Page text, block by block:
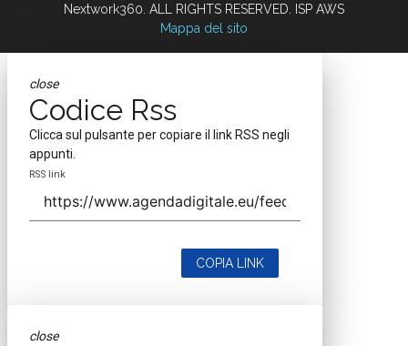
Nextwork360. ALL RIGHTS RESERVED. ISP AWS
Mappa del sito
close
Codice Rss
Clicca sul pulsante per copiare il link RSS negli
appunti.
RSS link
COPIA LINK
close